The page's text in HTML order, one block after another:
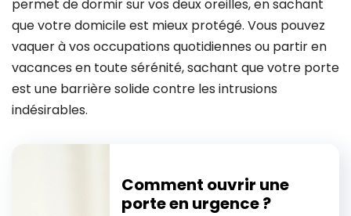
permet de dormir sur vos deux oreilles, en sachant
que votre domicile est mieux protégé. Vous pouvez
vaquer à vos occupations quotidiennes ou partir en
vacances en toute sérénité, sachant que votre porte
est une barrière solide contre les intrusions
indésirables.
Comment ouvrir une
porte en urgence ?